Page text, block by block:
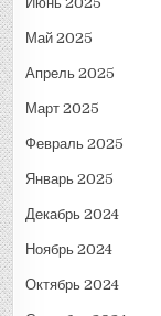
Май 2025
Апрель 2025
Март 2025
Февраль 2025
Январь 2025
Декабрь 2024
Ноябрь 2024
Октябрь 2024